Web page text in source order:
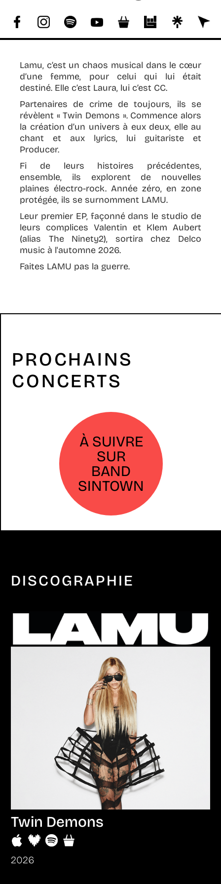
Lamu, c’est un chaos musical dans le cœur
d’une femme, pour celui qui lui était
destiné. Elle c’est Laura, lui c’est CC.
Partenaires de crime de toujours, ils se
révèlent « Twin Demons ». Commence alors
la création d’un univers à eux deux, elle au
chant et aux lyrics, lui guitariste et
Producer.
Fi de leurs histoires précédentes,
ensemble, ils explorent de nouvelles
plaines électro-rock. Année zéro, en zone
protégée, ils se surnomment LAMU.
Leur premier EP, façonné dans le studio de
leurs complices Valentin et Klem Aubert
(alias The Ninety2), sortira chez Delco
music à l'automne 2026.
Faites LAMU pas la guerre.
PROCHAINS
CONCERTS
À SUIVRE
SUR
BAND
SINTOWN
DISCOGRAPHIE
Twin Demons
2026